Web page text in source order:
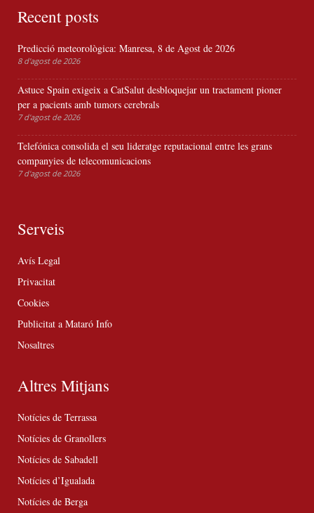
Recent posts
Predicció meteorològica: Manresa, 8 de Agost de 2026
8 d'agost de 2026
Astuce Spain exigeix a CatSalut desbloquejar un tractament pioner
per a pacients amb tumors cerebrals
7 d'agost de 2026
Telefónica consolida el seu lideratge reputacional entre les grans
companyies de telecomunicacions
7 d'agost de 2026
Serveis
Avís Legal
Privacitat
Cookies
Publicitat a Mataró Info
Nosaltres
Altres Mitjans
Notícies de Terrassa
Notícies de Granollers
Notícies de Sabadell
Notícies d’Igualada
Notícies de Berga